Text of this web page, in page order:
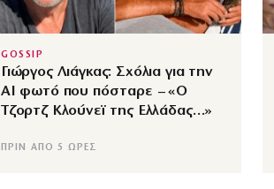
GOSSIP
Γιώργος Λιάγκας: Σχόλια για την
ΑΙ φωτό που πόσταρε – «Ο
Τζορτζ Κλούνεϊ της Ελλάδας…»
ΠΡΙΝ ΑΠΌ 5 ΏΡΕΣ